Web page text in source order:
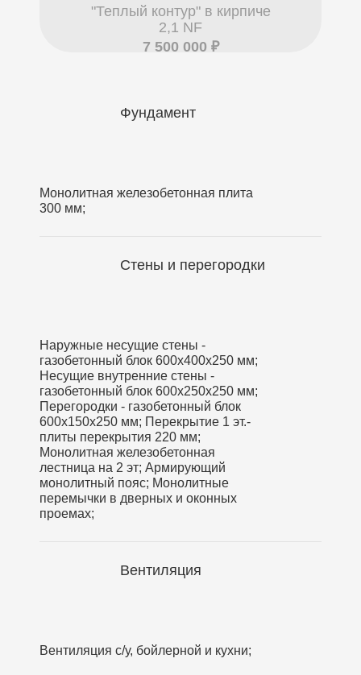
"Теплый контур" в кирпиче
2,1 NF
7 500 000 ₽
Фундамент
Монолитная железобетонная плита
300 мм;
Стены и перегородки
Наружные несущие стены -
газобетонный блок 600х400х250 мм;
Несущие внутренние стены -
газобетонный блок 600х250х250 мм;
Перегородки - газобетонный блок
600х150х250 мм; Перекрытие 1 эт.-
плиты перекрытия 220 мм;
Монолитная железобетонная
лестница на 2 эт; Армирующий
монолитный пояс; Монолитные
перемычки в дверных и оконных
проемах;
Вентиляция
Вентиляция с/у, бойлерной и кухни;